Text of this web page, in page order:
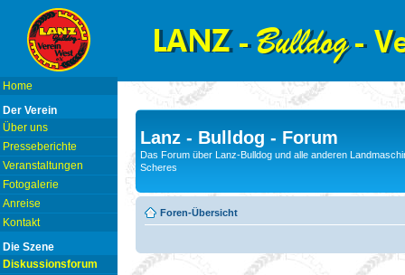
Home
Der Verein
Über uns
Presseberichte
Veranstaltungen
Fotogalerie
Anreise
Kontakt
Die Szene
Diskussionsforum
Lanz - Bulldog - Forum
Das Forum über Lanz-Bulldog und alle anderen
Scheres
Foren-Übersicht